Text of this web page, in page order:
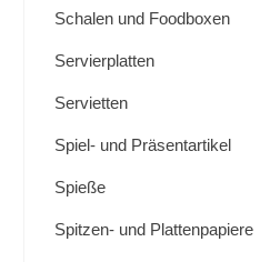
Schalen und Foodboxen
Servierplatten
Servietten
Spiel- und Präsentartikel
Spieße
Spitzen- und Plattenpapiere